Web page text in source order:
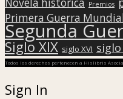
Premios
Primera Guerra
Segunda
Siglo XIX siglo XVI siglo
Todos los derechos pertenecen a Hislibris
Sign In